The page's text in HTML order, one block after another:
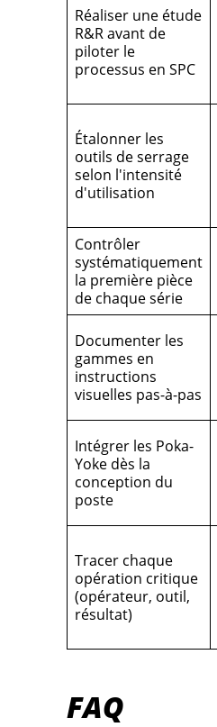
Réaliser une étude
R&R avant de
piloter le
processus en SPC
Étalonner les
outils de serrage
selon l'intensité
d'utilisation
Contrôler
systématiquement
la première pièce
de chaque série
Documenter les
gammes en
instructions
visuelles pas-à-pas
Intégrer les Poka-
Yoke dès la
conception du
poste
Tracer chaque
opération critique
(opérateur, outil,
résultat)
FAQ